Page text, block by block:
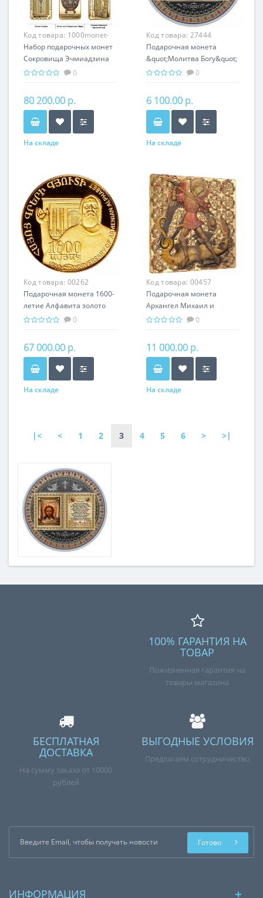
Код товара: 1000monet-
004
Набор подарочных монет
Сокровища Эчмиадзина
серебро 150.00 гр -
Армении
0
80 200.00 р.
На складе
Код товара: 27444
Подарочная монета
&quot;Молитва Богу&quot;
серебро 25 гр0
6 100.00 р.
На складе
Код товара: 00262
Подарочная монета 1600-
летие Алфавита золото
8.60 гр - история Армении
0
67 000.00 р.
На складе
Код товара: 00457
Подарочная монета
Архангел Михаил и
Дракон серебро 31.10 гр -
религия Христианство
0
11 000.00 р.
На складе
|< < 1 2 3 4 5 6 > >|
100% ГАРАНТИЯ НА
ТОВАР
Пожизненная гарантия на
товары магазина
БЕСПЛАТНАЯ
ДОСТАВКА
На сумму заказа от 10000
рублей
ВЫГОДНЫЕ УСЛОВИЯ
Предлагаем сотрудничество
Готово
ИНФОРМАЦИЯ